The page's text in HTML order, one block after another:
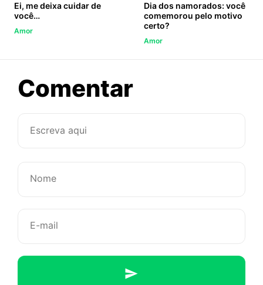
Ei, me deixa cuidar de
você…
Amor
Dia dos namorados: você
comemorou pelo motivo
certo?
Amor
Comentarsobre
ex